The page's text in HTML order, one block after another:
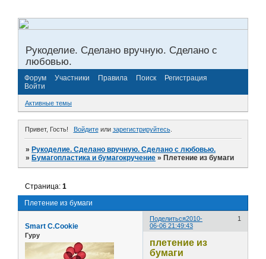
Рукоделие. Сделано вручную. Сделано с
любовью.
Форум Участники Правила Поиск
Регистрация
Войти
Активные темы
Привет, Гость! Войдитеили зарегистрируйтесь.
»Рукоделие. Сделано вручную. Сделано с любовью.
»Бумагопластика и бумагокручение »Плетение из бумаги
Плетение из бумаги
Страница:1
Поделиться 1
2010-
06-06 21:49:43
Smart C.Cookie
Гуру
плетение из
бумаги